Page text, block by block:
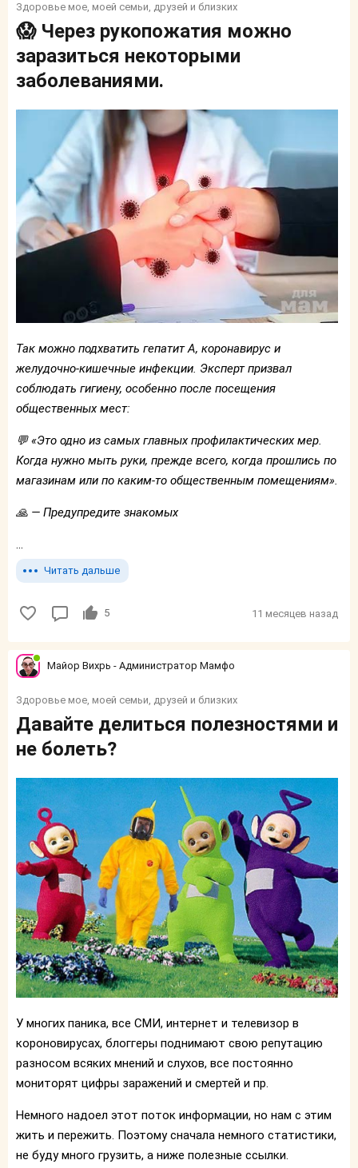
Здоровье мое, моей семьи, друзей и близких
😱 Через рукопожатия можно
заразиться некоторыми
заболеваниями.
Так можно подхватить гепатит А, коронавирус и
желудочно-кишечные инфекции. Эксперт призвал
соблюдать гигиену, особенно после посещения
общественных мест:
💬 «Это одно из самых главных профилактических мер.
Когда нужно мыть руки, прежде всего, когда прошлись по
магазинам или по каким-то общественным помещениям».
🙏 — Предупредите знакомых
...
Читать дальше
5 11 месяцев назад
Майор Вихрь - Администратор Мамфо
Здоровье мое, моей семьи, друзей и близких
Давайте делиться полезностями и
не болеть?
У многих паника, все СМИ, интернет и телевизор в
короновирусах, блоггеры поднимают свою репутацию
разносом всяких мнений и слухов, все постоянно
мониторят цифры заражений и смертей и пр.
Немного надоел этот поток информации, но нам с этим
жить и пережить. Поэтому сначала немного статистики,
не буду много грузить, а ниже полезные ссылки.